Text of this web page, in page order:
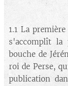
1.1 La
s'accomplît la
bouche de
roi de Perse,
publication